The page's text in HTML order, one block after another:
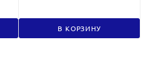
В КОРЗИНУ